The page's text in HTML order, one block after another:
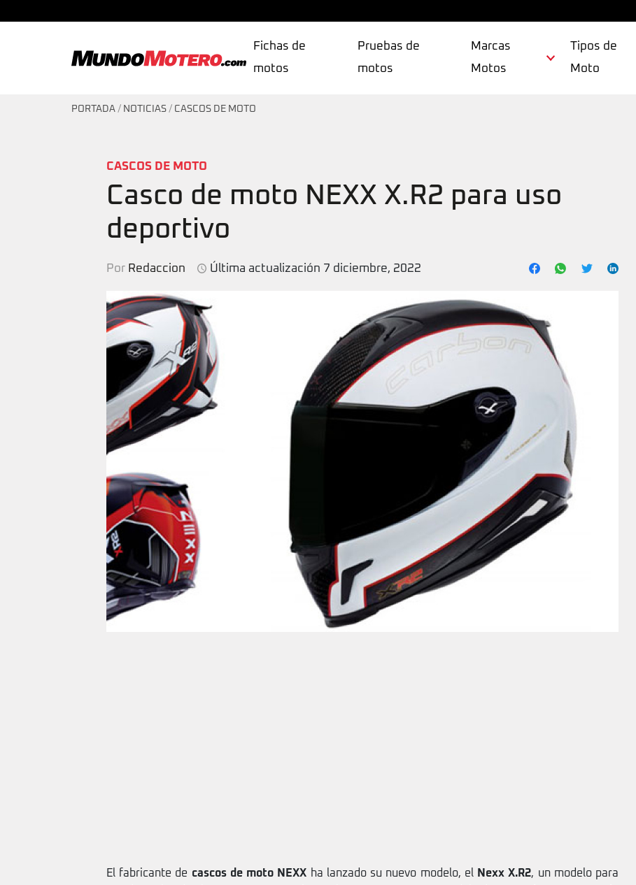
Fichas de
motos
Pruebas de
motos
Marcas
Motos
Tipos de
Moto
PORTADA / NOTICIAS / CASCOS DE MOTO
CASCOS DE MOTO
Casco de moto NEXX X.R2 para uso
deportivo
Por Redaccion Última actualización 7 diciembre, 2022
El fabricante de cascos de moto NEXX ha lanzado su nuevo modelo, el Nexx X.R2, un modelo para